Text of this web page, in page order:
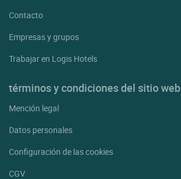
Contacto
Empresas y grupos
Trabajar en Logis Hotels
términos y condiciones del sitio web
Mención legal
Datos personales
Configuración de las cookies
CGV